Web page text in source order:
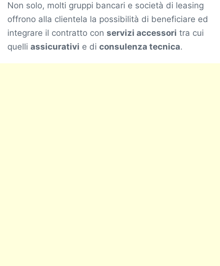
Non solo, molti gruppi bancari e società di leasing
offrono alla clientela la possibilità di beneficiare ed
integrare il contratto con servizi accessori tra cui
quelli assicurativi e di consulenza tecnica.